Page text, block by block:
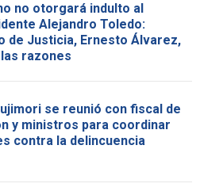
no otorgará indulto al
Alejandro Toledo:
de Justicia, Ernesto Álvarez,
razones
se reunió con fiscal de
y ministros para coordinar
contra la delincuencia